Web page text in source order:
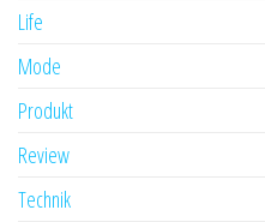
Life
Mode
Produkt
Review
Technik